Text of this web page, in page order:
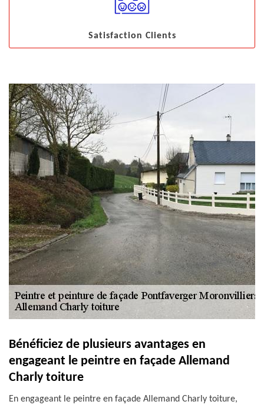
Satisfaction Clients
Bénéficiez de plusieurs avantages en
engageant le peintre en façade Allemand
Charly toiture
En engageant le peintre en façade Allemand Charly toiture,